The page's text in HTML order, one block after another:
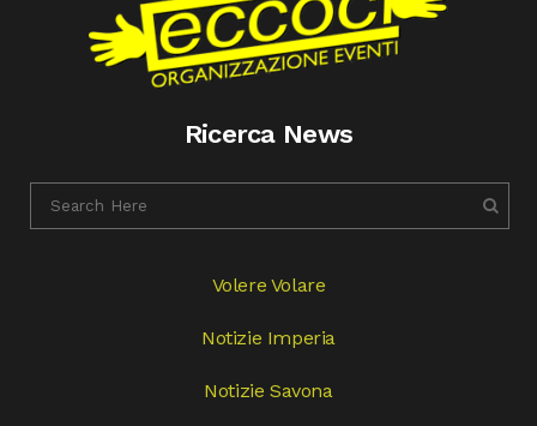
Ricerca News
Volere Volare
Notizie Imperia
Notizie Savona